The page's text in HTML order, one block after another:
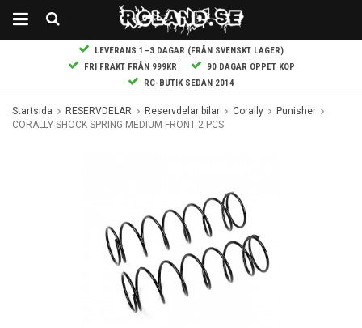
LEVERANS 1–3 DAGAR (FRÅN SVENSKT LAGER)
FRI FRAKT FRÅN 999KR
90 DAGAR ÖPPET KÖP
RC-BUTIK SEDAN 2014
Startsida RESERVDELAR Reservdelar bilar Corally
Punisher
CORALLY SHOCK SPRING MEDIUM FRONT 2 PCS